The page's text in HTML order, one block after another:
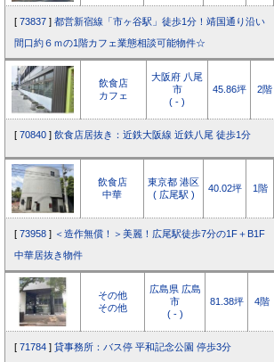
[ 73837 ] 都営新宿線「市ヶ谷駅」徒歩1分！靖国通り沿い
間口約６ｍの1階カフェ業態相談可能物件☆
飲食店
カフェ
大阪府 八尾
市
( - )
45.86坪 2階
[ 70840 ] 飲食店居抜き：近鉄大阪線 近鉄八尾 徒歩1分
飲食店
中華
東京都 港区
( 広尾駅 )
40.02坪 1階
[ 73958 ] ＜造作無償！＞美麗！広尾駅徒歩7分の1F＋B1F
中華居抜き物件
その他
その他
広島県 広島
市
( - )
81.38坪 4階
[ 71784 ] 貸事務所：バス停 平和記念公園 停歩3分